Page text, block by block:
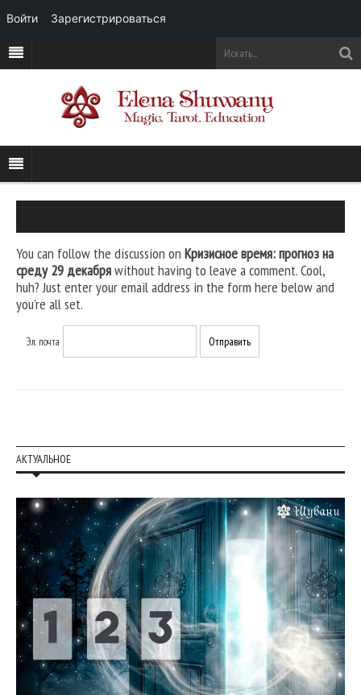
You can follow the discussion on Кризисное время: прогноз на
среду 29 декабряwithout having to leave a comment. Cool,
huh? Just enter your email address in the form here below and
you’re all set.
Эл. почта
АКТУАЛЬНОЕ
Войти Зарегистрироваться